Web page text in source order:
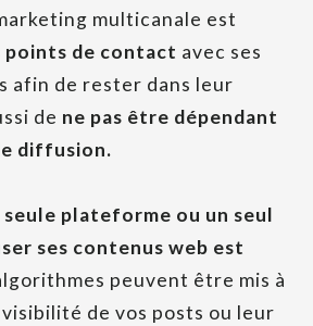
multicanale est
points de contact avec ses
afin de rester dans leur
de ne pas être dépendant
diffusion.
seule plateforme ou un seul
ses contenus web est
peuvent être mis à
de vos posts ou leur